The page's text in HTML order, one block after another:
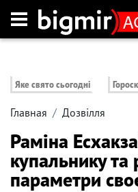
Яке свято сьогодні
Главная Дозвілля
Раміна
купальнику та
параметри